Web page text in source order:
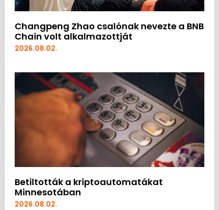
Changpeng Zhao csalónak nevezte a BNB
Chain volt alkalmazottját
2026.08.02.
Betiltották a kriptoautomatákat
Minnesotában
2026.08.02.